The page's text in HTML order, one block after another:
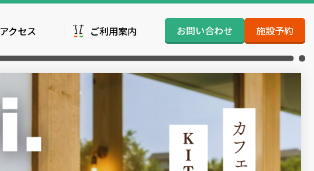
アクセス ご利用案内 お問い合わせ 施設予約